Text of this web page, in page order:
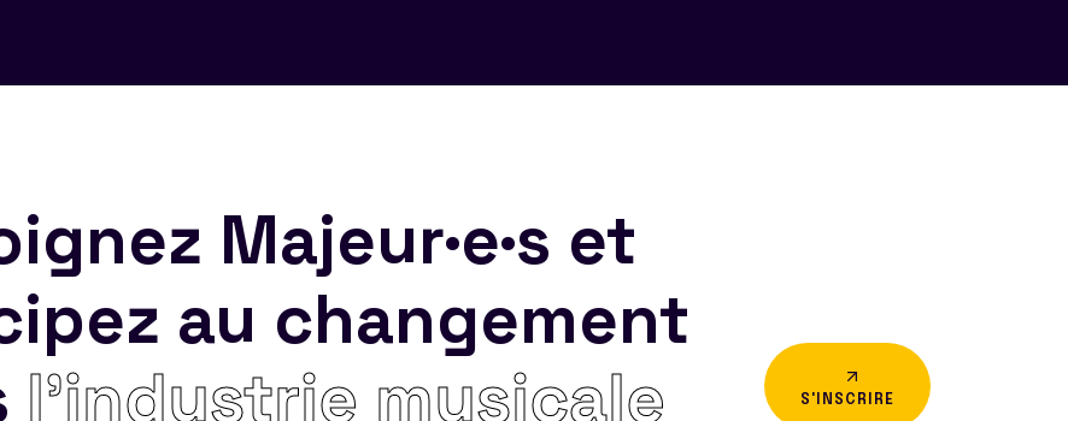
Majeur·e·s et
au changement
l’industrie musicale S'INSCRIRE